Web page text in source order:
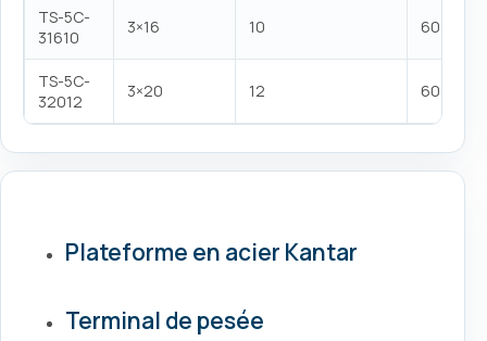
TS-5C-
31610
3×16 10 60-80 t
TS-5C-
32012
3×20 12 60-80 t
Plateforme en acier Kantar
Terminal de pesée